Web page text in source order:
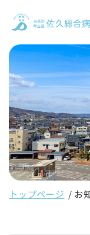
トップページ お